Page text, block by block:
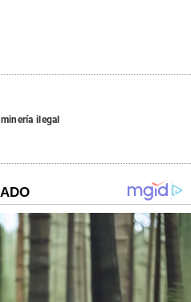
minería ilegal